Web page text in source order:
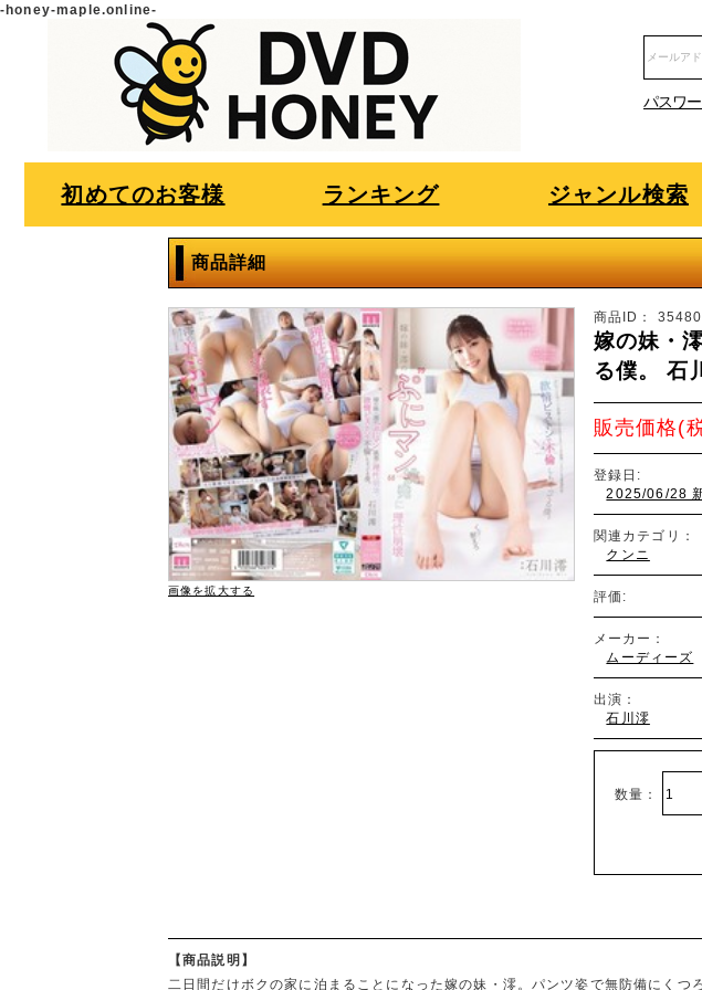
-honey-maple.online-
パスワ
初めてのお客様 ランキング ジャンル検索
商品詳細
画像を拡大する
商品ID：
嫁の妹・
る僕。 石
販売価格(
登録日:
2025/06/28
関連カテゴリ：
クンニ
評価:
メーカー：
ムーディーズ
出演：
石川澪
数量：
【商品説明】
二日間だけボクの家に泊まることになった嫁の妹・澪。パンツ姿で無防備にく